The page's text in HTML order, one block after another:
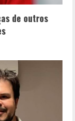
de outros